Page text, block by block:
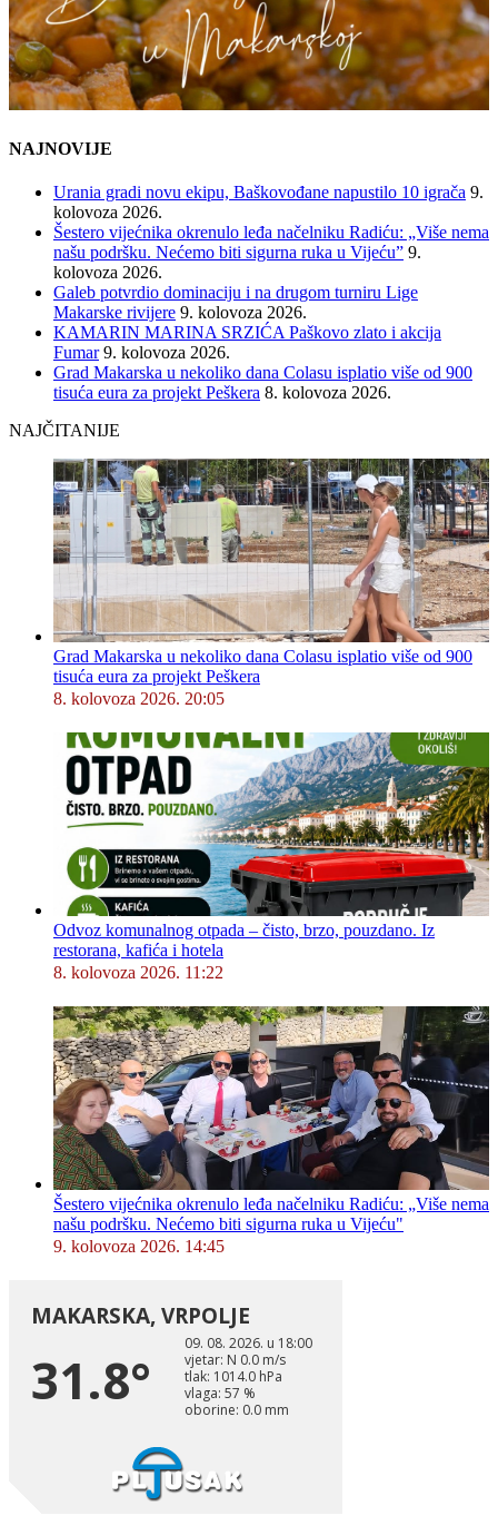
NAJNOVIJE
Urania gradi novu ekipu, Baškovođane napustilo 10 igrača 9.
kolovoza 2026.
Šestero vijećnika okrenulo leđa načelniku Radiću: „Više nema
našu podršku. Nećemo biti sigurna ruka u Vijeću” 9.
kolovoza 2026.
Galeb potvrdio dominaciju i na drugom turniru Lige
Makarske rivijere 9. kolovoza 2026.
KAMARIN MARINA SRZIĆA Paškovo zlato i akcija
Fumar 9. kolovoza 2026.
Grad Makarska u nekoliko dana Colasu isplatio više od 900
tisuća eura za projekt Peškera 8. kolovoza 2026.
NAJČITANIJE
Grad Makarska u nekoliko dana Colasu isplatio više od 900
tisuća eura za projekt Peškera
8. kolovoza 2026. 20:05
Odvoz komunalnog otpada – čisto, brzo, pouzdano. Iz
restorana, kafića i hotela
8. kolovoza 2026. 11:22
Šestero vijećnika okrenulo leđa načelniku Radiću: „Više nema
našu podršku. Nećemo biti sigurna ruka u Vijeću"
9. kolovoza 2026. 14:45